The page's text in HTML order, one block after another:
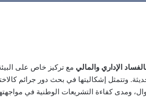
الإداري والمالي مع تركيز خاص على
وتتمثل إشكاليتها في بحث دور جرائم
ومدى كفاءة التشريعات الوطنية في